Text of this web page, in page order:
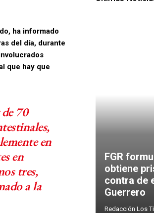
ha informado
del día, durante
que hay que
70
en
en
tres,
a la
FGR
obtiene
contra de
Guerrero
Redacción Los